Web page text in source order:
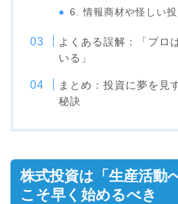
6. 情報商材や怪しい
よくある誤解：「プロ
いる」
まとめ：投資に夢を見
秘訣
株式投資は「生産活動
こそ早く始めるべき